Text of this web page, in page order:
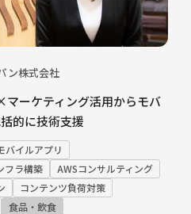
ン株式会社
マーケティング活用からモバ
的に技術支援
バイルアプリ
フラ構築
AWSコンサルティング
コンテンツ負荷対策
食品・飲食